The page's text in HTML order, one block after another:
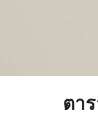
ตา